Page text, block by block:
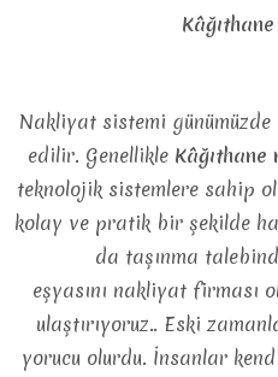
Nakliyat sistemi
edilir. Genellikle Kâğıthane
teknolojik sistemlere sahip
kolay ve pratik bir şekilde
da taşınma
eşyasını nakliyat firması
ulaştırıyoruz.. Eski
yorucu olurdu. İnsanlar